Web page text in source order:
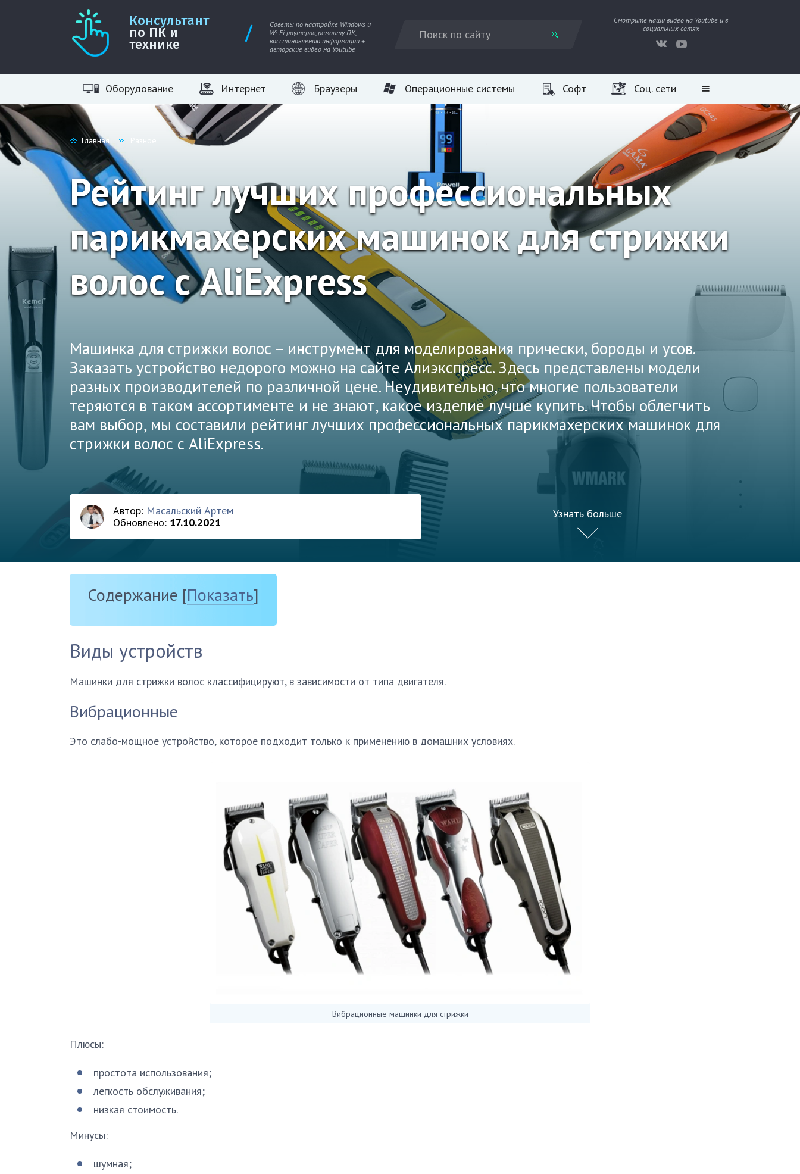
Консультант
по ПК и
технике
Советы по настройке Windows и
Wi-Fi роутеров, ремонту ПК,
восстановлению информации +
авторские видео на Youtube
Смотрите наши видео на Youtube и в
социальных сетях
Оборудование Интернет Браузеры Операционные системы Софт Соц. сети
Главная
Рейтинг лучших профессиональных
парикмахерских машинок для стрижки
волос с AliExpress
Машинка для стрижки волос – инструмент для моделирования прически, бороды и усов.
Заказать устройство недорого можно на сайте Алиэкспресс. Здесь представлены модели
разных производителей по различной цене. Неудивительно, что многие пользователи
теряются в таком ассортименте и не знают, какое изделие лучше купить. Чтобы облегчить
вам выбор, мы составили рейтинг лучших профессиональных парикмахерских машинок для
стрижки волос с AliExpress.
Автор: Масальский Артем
Обновлено: 17.10.2021
Узнать больше
Содержание [Показать]
Виды устройств
Машинки для стрижки волос классифицируют, в зависимости от типа двигателя.
Вибрационные
Это слабо-мощное устройство, которое подходит только к применению в домашних условиях.
Вибрационные машинки для стрижки
Плюсы:
простота использования;
легкость обслуживания;
низкая стоимость.
Минусы:
шумная;